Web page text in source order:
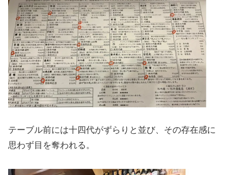
テーブル前には十四代がずらりと並び、その存在感に
思わず目を奪われる。